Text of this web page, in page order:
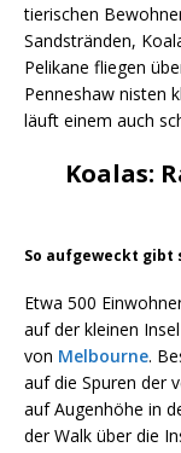
tierischen
Sandstränden,
Pelikane fliegen
Penneshaw nisten
läuft einem auch
Koalas:
So aufgeweckt gibt
Etwa 500
auf der kleinen Insel
von Melbourne.
auf die Spuren der
auf Augenhöhe in
der Walk über die